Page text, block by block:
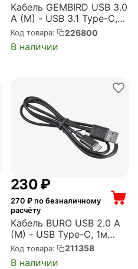
Кабель GEMBIRD USB 3.0
A (M) - USB 3.1 Type-C,
1м (CCP-USB3-AMCM-
1M)
Код товара: 226800
В наличии
‍230‍₽
270 ₽ по безналичному
расчёту
Кабель BURO USB 2.0 A
(M) - USB Type-C, 1м
(BHP USB-C 1M)
Код товара: 211358
В наличии